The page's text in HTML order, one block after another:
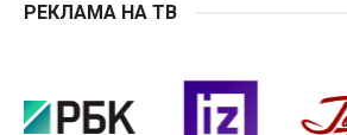
РЕКЛАМА НА ТВ